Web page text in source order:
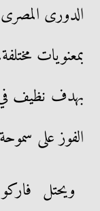
الدورى
بمعنويات
بهدف نظيف في
الفوز على
ويحتل